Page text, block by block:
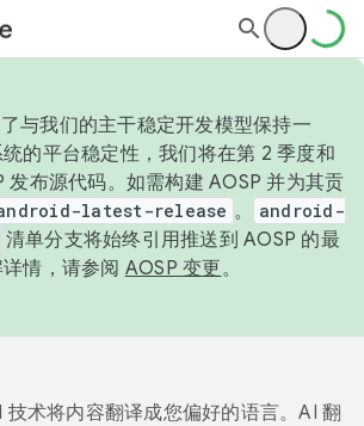
与我们的主干稳定开发模型保持一
的平台稳定性，我们将在第 2 季度和
发布源代码。如需构建 AOSP 并为其贡
latest-release 。
android-
清单分支将始终引用推送到 AOSP 的最
情，请参阅 AOSP 变更。
术将内容翻译成您偏好的语言。AI 翻